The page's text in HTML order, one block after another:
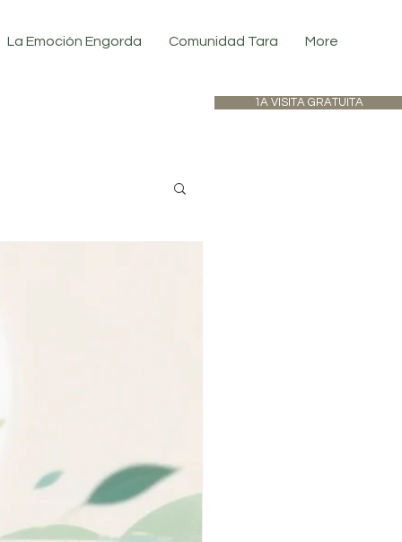
La Emoción Engorda Comunidad Tara More
1A VISITA GRATUITA